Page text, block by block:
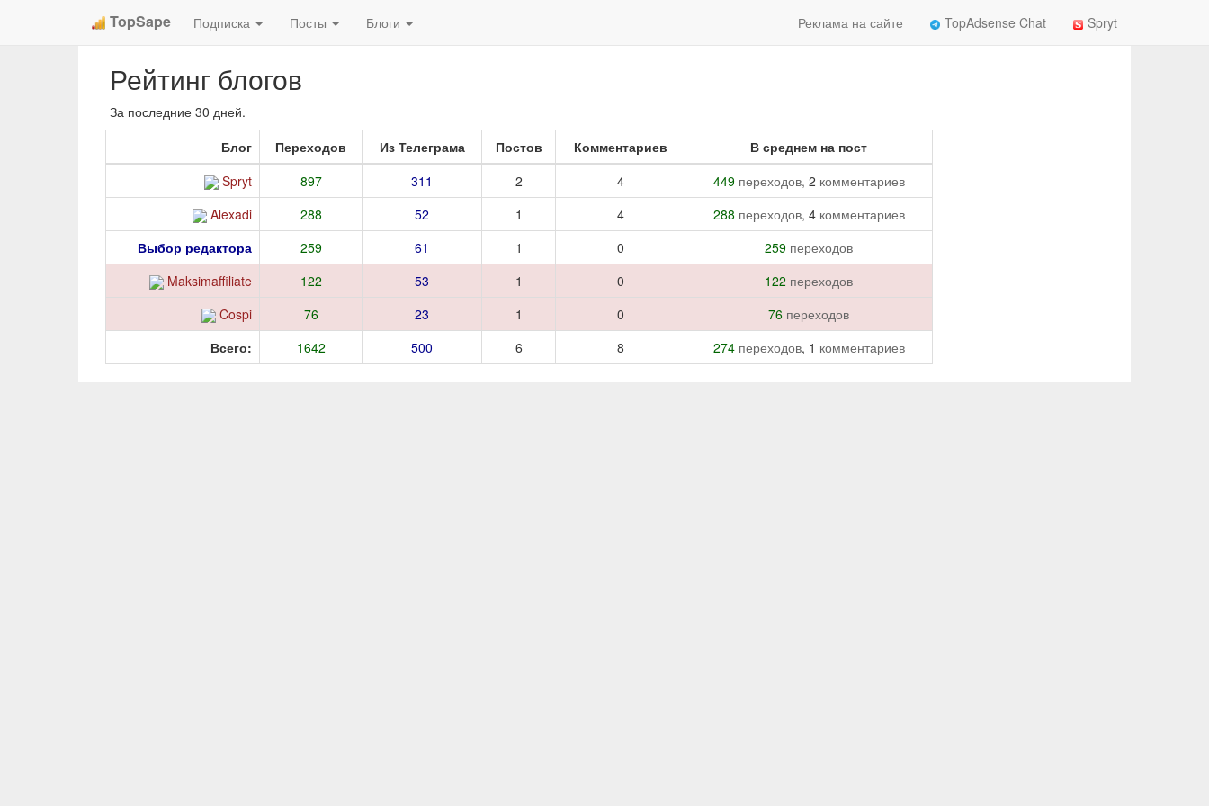
TopSape Подписка Посты Блоги Реклама на сайте TopAdsense Chat Spryt
Рейтинг блогов
За последние 30 дней.
Блог
Переходов Из Телеграма Постов Комментариев
В среднем на пост
Spryt
897 311 2 4 449 переходов, 2 комментариев
Alexadi
288 52 1 4 288 переходов, 4 комментариев
Выбор редактора
259 61 1 0 259 переходов
Maksimaffiliate
122 53 1 0 122 переходов
Cospi
76 23 1 0 76 переходов
Всего:
1642 500 6 8 274 переходов, 1 комментариев